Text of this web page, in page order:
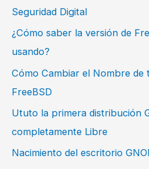
Seguridad Digital
¿Cómo saber la versión de
usando?
Cómo Cambiar el Nombre de
FreeBSD
Ututo la primera distribución
completamente Libre
Nacimiento del escritorio